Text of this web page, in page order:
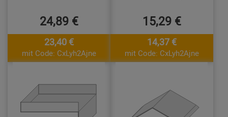
24,89 €
23,40 €
mit Code: CxLyh2Ajne
15,29 €
14,37 €
mit Code: CxLyh2Ajne